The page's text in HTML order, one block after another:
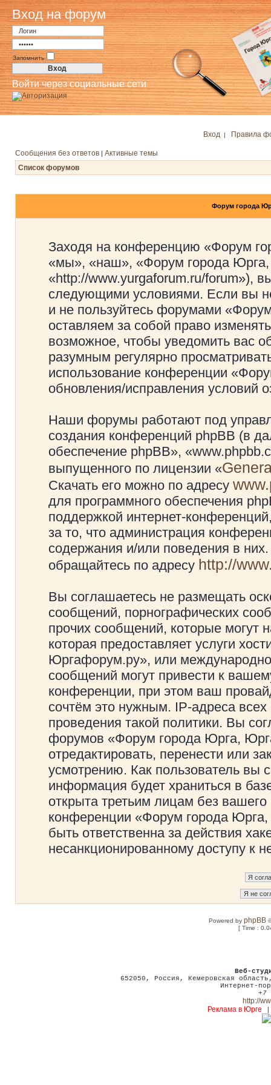
Вход на форум
Запомнить
Войти через социальные сети
Вход | Правила
Сообщения без ответов | Активные темы
Список форумов
Форум города
Заходя на конференцию «Форум
«мы», «наш», «Форум города
«http://www.yurgaforum.ru/forum»),
следующими условиями. Если вы
и не пользуйтесь форумами
оставляем за собой право
возможное, чтобы уведомить вас
разумным регулярно
использование конференции
обновления/исправления условий
Наши форумы работают под
создания конференций phpBB (в
обеспечение phpBB»,
выпущенного по лицензии «
Скачать его можно по адресу
для программного обеспечения
поддержкой интернет-
за то, что администрация
содержания и/или поведения в
обращайтесь по адресу http://
Вы соглашаетесь не размещать
сообщений, порнографических
прочих сообщений, которые могут
которая предоставляет услуги
Юргафорум.ру», или
сообщений могут привести к
конференции, при этом ваш
сочтём это нужным. IP-адреса
проведения такой политики. Вы
форумов «Форум города Юрга,
отредактировать, перенести или
усмотрению. Как пользователь вы
информация будет храниться в
открыта третьим лицам без
конференции «Форум города
быть ответственна за действия
несанкционированному доступу к
Powered byphpBB
[ Time :
Веб-
652050 ,Россия , Кемеровская
Интернет-
+7
http://
Реклама в Юрге